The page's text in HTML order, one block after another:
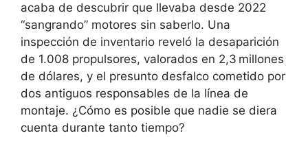
acaba de descubrir que llevaba desde 2022
“sangrando” motores sin saberlo. Una
inspección de inventario reveló la desaparición
de 1.008 propulsores, valorados en 2,3 millones
de dólares, y el presunto desfalco cometido por
dos antiguos responsables de la línea de
montaje. ¿Cómo es posible que nadie se diera
cuenta durante tanto tiempo?